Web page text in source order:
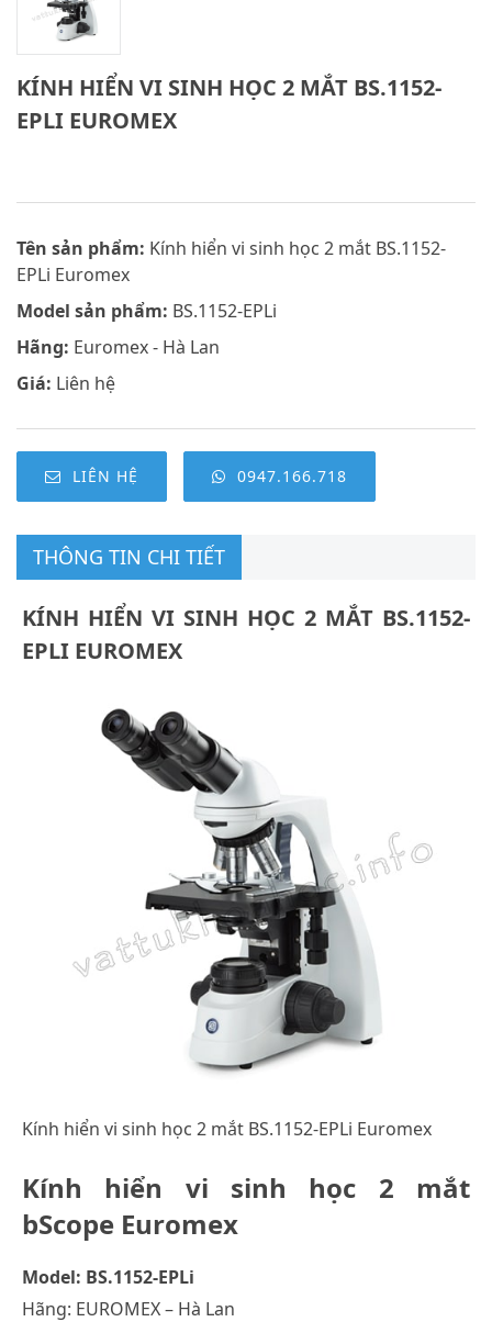
KÍNH HIỂN VI SINH HỌC 2 MẮT BS.1152-
EPLI EUROMEX
Tên sản phẩm: Kính hiển vi sinh học 2 mắt BS.1152-
EPLi Euromex
Model sản phẩm: BS.1152-EPLi
Hãng: Euromex - Hà Lan
Giá: Liên hệ
LIÊN HỆ 0947.166.718
THÔNG TIN CHI TIẾT
KÍNH HIỂN VI SINH HỌC 2 MẮT BS.1152-
EPLI EUROMEX
Kính hiển vi sinh học 2 mắt BS.1152-EPLi Euromex
Kính hiển vi sinh học 2 mắt
bScope Euromex
Model: BS.1152-EPLi
Hãng: EUROMEX – Hà Lan